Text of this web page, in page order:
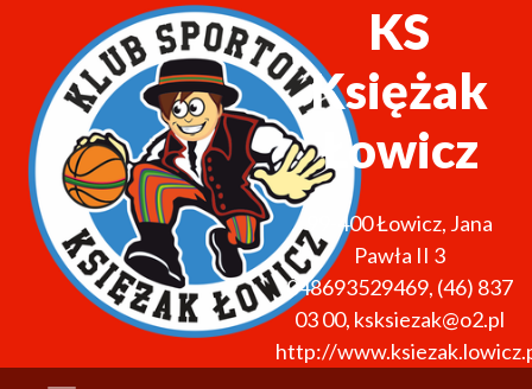
KS
Księżak
Łowicz
99-400Łowicz, Jana
Pawła II 3
048693529469, (46) 837
03 00, ksksiezak@o2.pl
http://